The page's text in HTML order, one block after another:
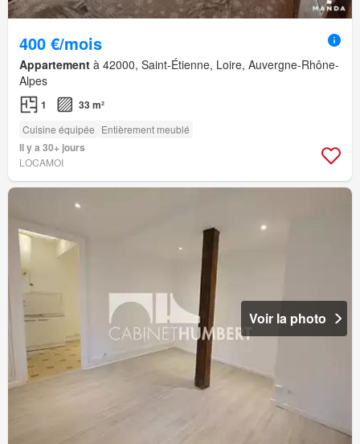
400 €/mois
Appartement à 42000, Saint-Étienne, Loire, Auvergne-Rhône-
Alpes
1 33 m²
Cuisine équipée Entièrement meublé
Il y a 30+ jours
LOCAMOI
Voir la photo